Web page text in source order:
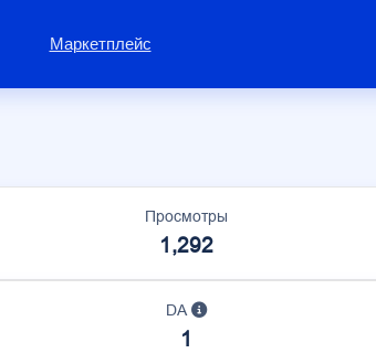
Маркетплейс
Просмотры
1,292
DA
1